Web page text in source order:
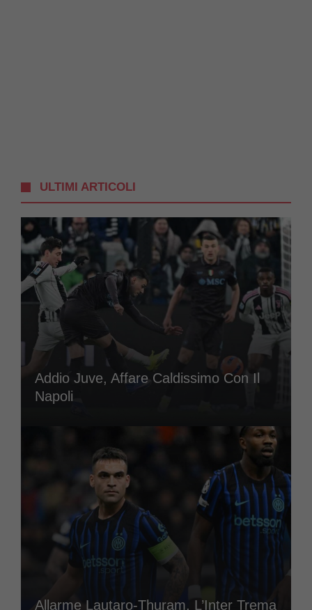
ULTIMI ARTICOLI
Addio Juve, Affare Caldissimo Con Il
Napoli
Allarme Lautaro-Thuram, L’Inter Trema